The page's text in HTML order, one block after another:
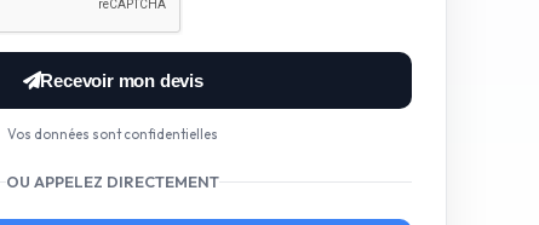
Recevoir mon devis
Vos données sont confidentielles
OU APPELEZ DIRECTEMENT